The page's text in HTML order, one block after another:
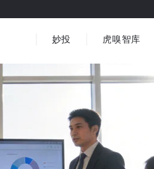
金融财经
3C数码 观点 其
妙投 虎嗅智库